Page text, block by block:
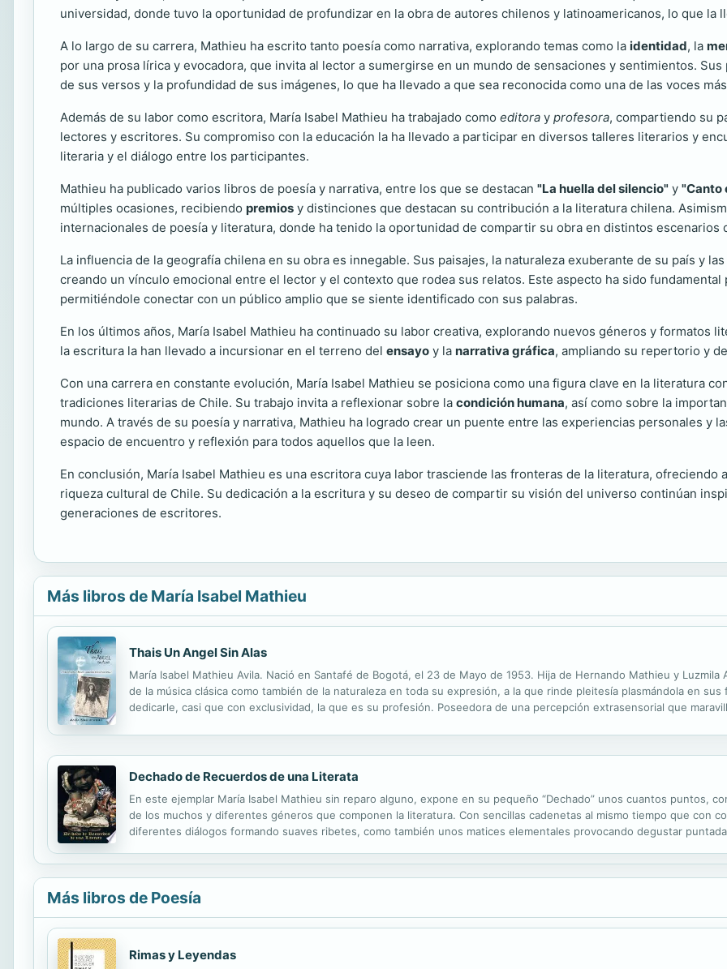
universidad, donde tuvo la oportunidad de profundizar en la obra de autores chilenos y latinoamericanos, lo que la
A lo largo de su carrera, Mathieu ha escrito tanto poesía como narrativa, explorando temas como la identidad, la
por una prosa lírica y evocadora, que invita al lector a sumergirse en un mundo de sensaciones y sentimientos.
de sus versos y la profundidad de sus imágenes, lo que ha llevado a que sea reconocida como una de las voces
Además de su labor como escritora, María Isabel Mathieu ha trabajado como editora y profesora, compartiendo su
lectores y escritores. Su compromiso con la educación la ha llevado a participar en diversos talleres literarios y
literaria y el diálogo entre los participantes.
Mathieu ha publicado varios libros de poesía y narrativa, entre los que se destacan "La huella del silencio" y "Canto
múltiples ocasiones, recibiendo premios y distinciones que destacan su contribución a la literatura chilena.
internacionales de poesía y literatura, donde ha tenido la oportunidad de compartir su obra en distintos escenarios
La influencia de la geografía chilena en su obra es innegable. Sus paisajes, la naturaleza exuberante de su país y
creando un vínculo emocional entre el lector y el contexto que rodea sus relatos. Este aspecto ha sido
permitiéndole conectar con un público amplio que se siente identificado con sus palabras.
En los últimos años, María Isabel Mathieu ha continuado su labor creativa, explorando nuevos géneros y formatos
la escritura la han llevado a incursionar en el terreno del ensayo y la narrativa gráfica, ampliando su repertorio y
Con una carrera en constante evolución, María Isabel Mathieu se posiciona como una figura clave en la literatura
tradiciones literarias de Chile. Su trabajo invita a reflexionar sobre la condición humana, así como sobre la
mundo. A través de su poesía y narrativa, Mathieu ha logrado crear un puente entre las experiencias personales y
espacio de encuentro y reflexión para todos aquellos que la leen.
En conclusión, María Isabel Mathieu es una escritora cuya labor trasciende las fronteras de la literatura, ofreciendo
riqueza cultural de Chile. Su dedicación a la escritura y su deseo de compartir su visión del universo continúan
generaciones de escritores.
Más libros de María Isabel Mathieu
Thais Un Angel Sin Alas
María Isabel Mathieu Avila. Nació en Santafé de Bogotá, el 23 de Mayo de 1953. Hija de Hernando Mathieu y
de la música clásica como también de la naturaleza en toda su expresión, a la que rinde pleitesía plasmándola en
dedicarle, casi que con exclusividad, la que es su profesión. Poseedora de una percepción extrasensorial que
Dechado de Recuerdos de una Literata
En este ejemplar María Isabel Mathieu sin reparo alguno, expone en su pequeño “Dechado” unos cuantos puntos,
de los muchos y diferentes géneros que componen la literatura. Con sencillas cadenetas al mismo tiempo que con
diferentes diálogos formando suaves ribetes, como también unos matices elementales provocando degustar
Más libros de Poesía
Rimas y Leyendas